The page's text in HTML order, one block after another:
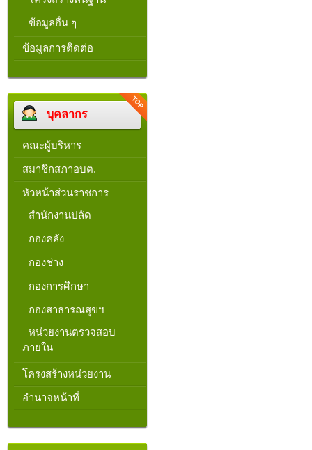
ข้อมูลอื่น ๆ
ข้อมูลการติดต่อ
บุคลากร
คณะผู้บริหาร
สมาชิกสภาอบต.
หัวหน้าส่วนราชการ
สำนักงานปลัด
กองคลัง
กองช่าง
กองการศึกษา
กองสาธารณสุขฯ
หน่วยงานตรวจสอบ
ภายใน
โครงสร้างหน่วยงาน​
อำนาจหน้าที่